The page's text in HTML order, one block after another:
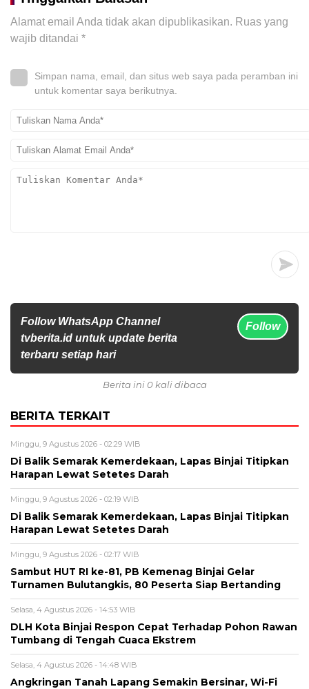
Alamat email Anda tidak akan dipublikasikan. Ruas yang
wajib ditandai *
Simpan nama, email, dan situs web saya pada peramban ini
untuk komentar saya berikutnya.
Follow WhatsApp Channel
tvberita.id untuk update berita
terbaru setiap hari
Follow
Berita ini 0 kali dibaca
BERITA TERKAIT
Minggu, 9 Agustus 2026 - 02:29 WIB
Di Balik Semarak Kemerdekaan, Lapas Binjai Titipkan
Harapan Lewat Setetes Darah
Minggu, 9 Agustus 2026 - 02:19 WIB
Di Balik Semarak Kemerdekaan, Lapas Binjai Titipkan
Harapan Lewat Setetes Darah
Minggu, 9 Agustus 2026 - 02:17 WIB
Sambut HUT RI ke-81, PB Kemenag Binjai Gelar
Turnamen Bulutangkis, 80 Peserta Siap Bertanding
Selasa, 4 Agustus 2026 - 14:53 WIB
DLH Kota Binjai Respon Cepat Terhadap Pohon Rawan
Tumbang di Tengah Cuaca Ekstrem
Selasa, 4 Agustus 2026 - 14:48 WIB
Angkringan Tanah Lapang Semakin Bersinar, Wi-Fi